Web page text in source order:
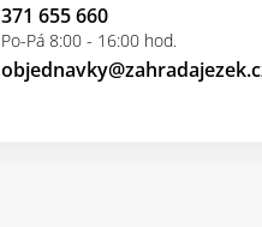
objednavky@
371 655 660
Po-Pá 8:00 - 16:00 hod.